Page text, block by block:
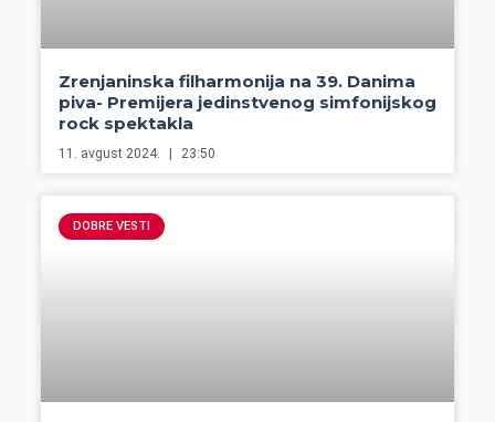
Zrenjaninska filharmonija na 39. Danima
piva- Premijera jedinstvenog simfonijskog
rock spektakla
11. avgust 2024. 23:50
DOBRE VESTI